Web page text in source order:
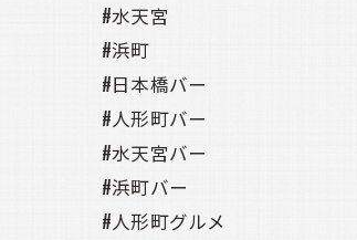
#水天宮
#浜町
#日本橋バー
#人形町バー
#水天宮バー
#浜町バー
#人形町グルメ